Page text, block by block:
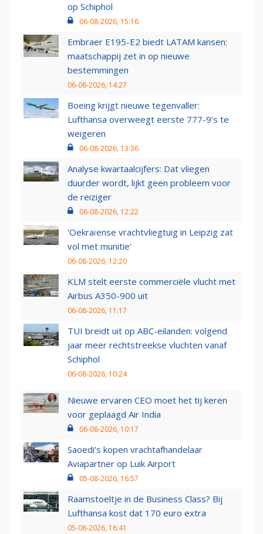
op Schiphol
06-08-2026, 15:16
Embraer E195-E2 biedt LATAM kansen:
maatschappij zet in op nieuwe
bestemmingen
06-08-2026, 14:27
Boeing krijgt nieuwe tegenvaller:
Lufthansa overweegt eerste 777-9’s te
weigeren
06-08-2026, 13:36
Analyse kwartaalcijfers: Dat vliegen
duurder wordt, lijkt geen probleem voor
de reiziger
06-08-2026, 12:22
'Oekraïense vrachtvliegtuig in Leipzig zat
vol met munitie'
06-08-2026, 12:20
KLM stelt eerste commerciële vlucht met
Airbus A350-900 uit
06-08-2026, 11:17
TUI breidt uit op ABC-eilanden: volgend
jaar meer rechtstreekse vluchten vanaf
Schiphol
06-08-2026, 10:24
Nieuwe ervaren CEO moet het tij keren
voor geplaagd Air India
06-08-2026, 10:17
Saoedi’s kopen vrachtafhandelaar
Aviapartner op Luik Airport
05-08-2026, 16:57
Raamstoeltje in de Business Class? Bij
Lufthansa kost dat 170 euro extra
05-08-2026, 16:41